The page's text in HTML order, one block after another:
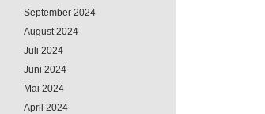
September 2024
August 2024
Juli 2024
Juni 2024
Mai 2024
April 2024